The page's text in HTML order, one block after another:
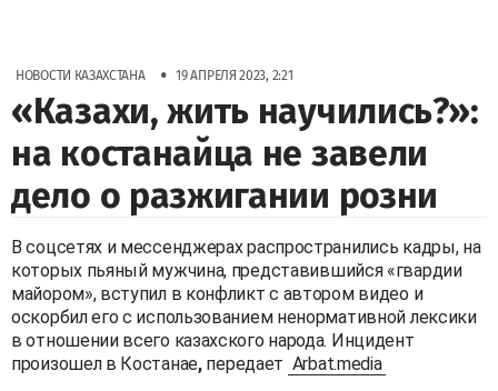
НОВОСТИ КАЗАХСТАНА • 19 АПРЕЛЯ 2023, 2:21
«Казахи, жить научились?»:
на костанайца не завели
дело о разжигании розни
В соцсетях и мессенджерах распространились кадры, на
которых пьяный мужчина, представившийся «гвардии
майором», вступил в конфликт с автором видео и
оскорбил его с использованием ненормативной лексики
в отношении всего казахского народа. Инцидент
произошел в Костанае, передает Arbat.media